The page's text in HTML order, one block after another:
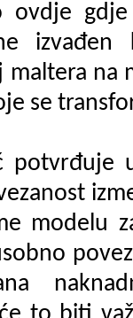
ovdje
izvađen
maltera na
se
potvrđuje
modelu